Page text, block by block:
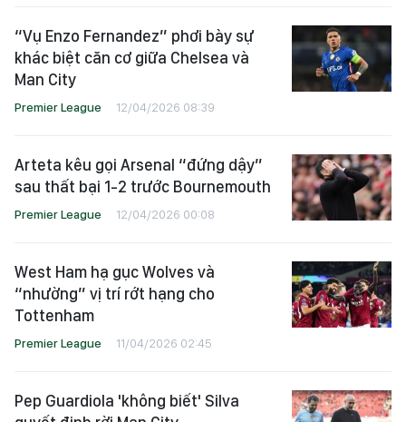
“Vụ Enzo Fernandez” phơi bày sự
khác biệt căn cơ giữa Chelsea và
Man City
Premier League 12/04/2026 08:39
Arteta kêu gọi Arsenal “đứng dậy”
sau thất bại 1-2 trước Bournemouth
Premier League 12/04/2026 00:08
West Ham hạ gục Wolves và
“nhường” vị trí rớt hạng cho
Tottenham
Premier League 11/04/2026 02:45
Pep Guardiola 'không biết' Silva